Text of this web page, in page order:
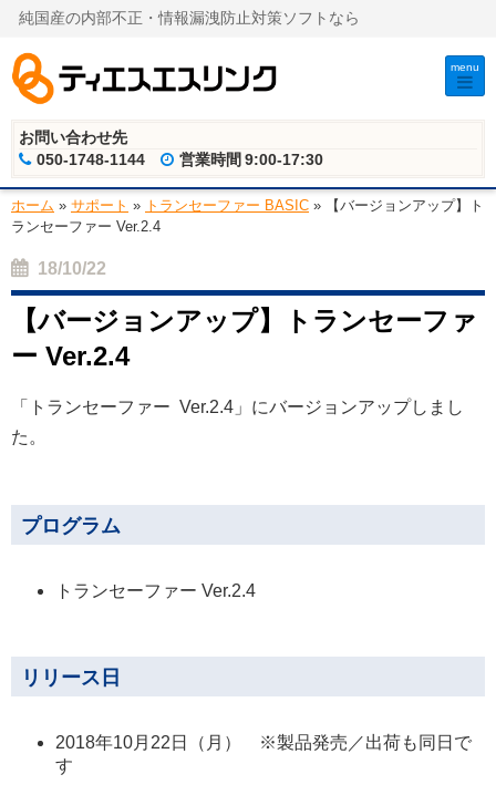
純国産の内部不正・情報漏洩防止対策ソフトなら
お問い合わせ先
050-1748-1144
営業時間 9:00-17:30
menu
ホーム » サポート » トランセーファー BASIC »
【バージョンアップ】ト
ランセーファー Ver.2.4
18/10/22
【バージョンアップ】トランセーファ
ー Ver.2.4
「トランセーファー Ver.2.4」にバージョンアップしまし
た。
プログラム
トランセーファー Ver.2.4
リリース日
2018年10月22日（月） ※製品発売／出荷も同日で
す